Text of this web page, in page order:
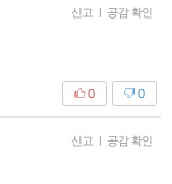
신고 공감 확인
0
0
신고 공감 확인